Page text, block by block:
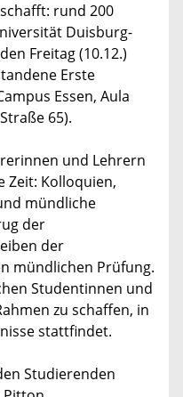
rund 200
Duisburg-
Freitag (10.12.)
Erste
Essen, Aula
65).
und Lehrern
Zeit: Kolloquien,
mündliche
der
der
mündlichen Prüfung.
Studentinnen und
zu schaffen, in
stattfindet.
Studierenden